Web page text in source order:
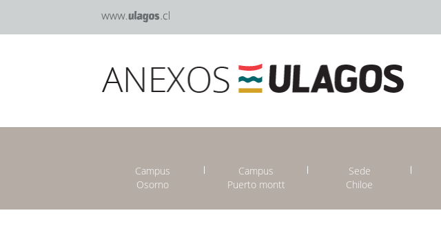
Campus
Osorno
Campus
Puerto montt
Sede
Chiloe